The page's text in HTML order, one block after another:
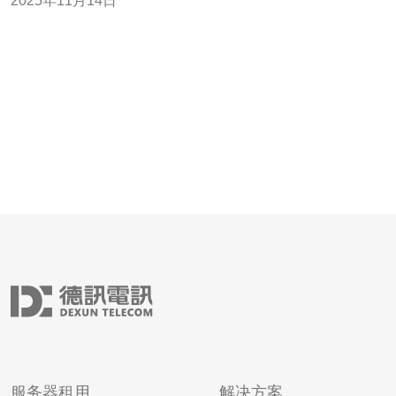
选择。本文将为大家介绍刀塔东南亚服务器加速器的使用
服务器租用 解决方案